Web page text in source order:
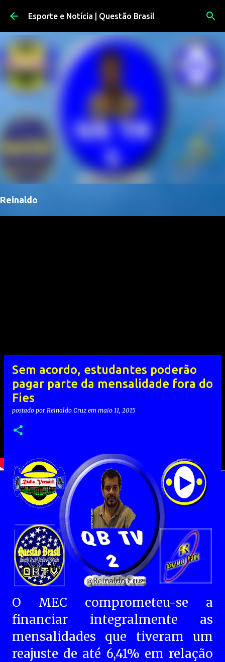
Pular para o conteúdo principal
Esporte e Notícia | Questão Brasil
Reinaldo
Sem acordo, estudantes poderão
pagar parte da mensalidade fora do
Fies
postado por Reinaldo Cruz em maio 11, 2015
O MEC comprometeu-se a
financiar integralmente as
mensalidades que tiveram um
reajuste de até 6,41% em relação